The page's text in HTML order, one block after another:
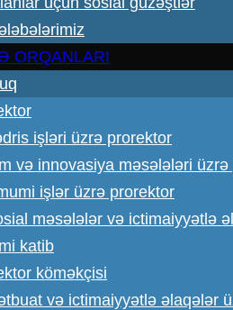
ORQANLARI
işləri üzrə prorektor
və innovasiya məsələləri
işlər üzrə prorektor
məsələlər və ictimaiyyətlə
katib
köməkçisi
və ictimaiyyətlə əlaqələr